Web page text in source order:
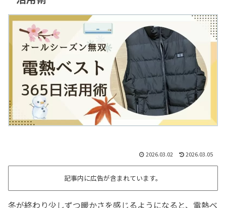
2026.03.02 2026.03.05
記事内に広告が含まれています。
冬が終わり少しずつ暖かさを感じるようになると、電熱ベ